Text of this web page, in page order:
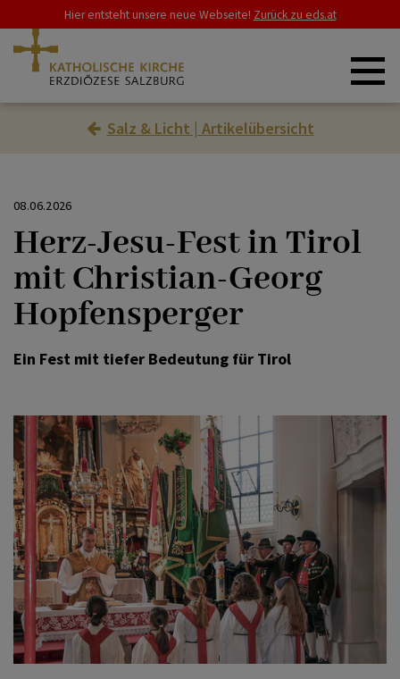
Hier entsteht unsere neue Webseite! Zurück zu eds.at
ERZDIÖZESE
SCHWERPUNKTE
GLAUBE & LEBEN
RAT & HILFE
KOMMUNIKATION
SONSTIGES
VERANSTALTUNGEN
Salz & Licht | Artikelübersicht
08.06.2026
Herz-Jesu-Fest in Tirol
mit Christian-Georg
Hopfensperger
Ein Fest mit tiefer Bedeutung für Tirol